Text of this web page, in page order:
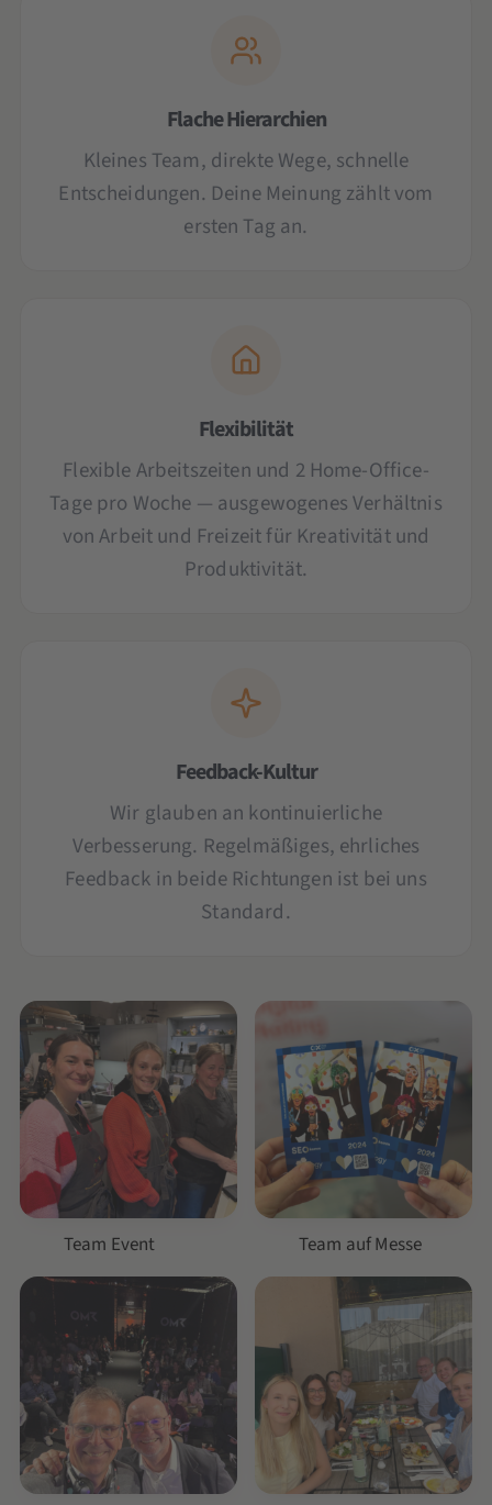
Flache Hierarchien
Kleines Team, direkte Wege, schnelle
Entscheidungen. Deine Meinung zählt vom
ersten Tag an.
Flexibilität
Flexible Arbeitszeiten und 2 Home-Office-
Tage pro Woche — ausgewogenes Verhältnis
von Arbeit und Freizeit für Kreativität und
Produktivität.
Feedback-Kultur
Wir glauben an kontinuierliche
Verbesserung. Regelmäßiges, ehrliches
Feedback in beide Richtungen ist bei uns
Standard.
Team Event Team auf Messe